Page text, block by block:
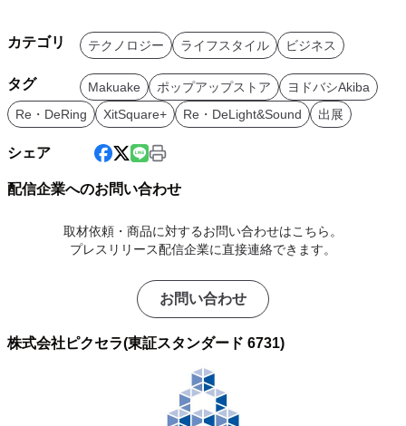
カテゴリ テクノロジー ライフスタイル ビジネス
タグ Makuake ポップアップストア
ヨドバシAkiba
Re・DeRing
XitSquare+ Re・DeLight&Sound 出展
シェア
配信企業へのお問い合わせ
取材依頼・商品に対するお問い合わせはこちら。
プレスリリース配信企業に直接連絡できます。
お問い合わせ
株式会社ピクセラ(東証スタンダード 6731)